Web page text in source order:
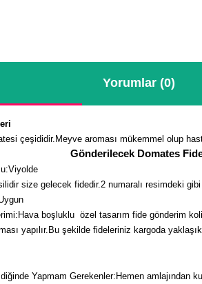
Yorumlar (0)
çeşididir.Meyve aroması mükemmel olup
Gönderilecek Domates
size gelecek fidedir.2 numaralı resimdeki
boşluklu özel tasarım fide gönderim
yapılır.Bu şekilde fideleriniz kargoda
Yapmam Gerekenler:Hemen amlajından